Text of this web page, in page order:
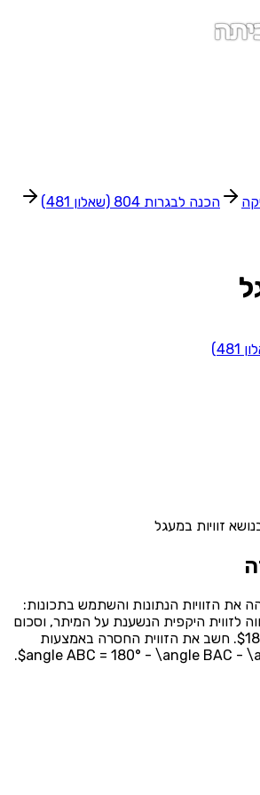
הכנה לבגרות 804 (שאלון 481)
זוויות במעגל
את הזוויות הנתונות והשתמש בתכונות:
לזווית היקפית הנשענת על המיתר, וסכום
זוויות במשולש הוא $180°$. חשב את הזווית החסרה באמצעות